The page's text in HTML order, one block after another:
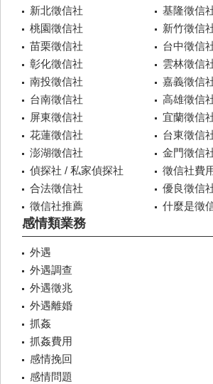
新北徵信社
基隆徵信
桃園徵信社
新竹徵信
苗栗徵信社
台中徵信
彰化徵信社
雲林徵信
南投徵信社
嘉義徵信
台南徵信社
高雄徵信
屏東徵信社
宜蘭徵信
花蓮徵信社
台東徵信
澎湖徵信社
金門徵信
偵探社 / 私家偵探社
徵信社費
合法徵信社
優良徵信
徵信社推薦
什麼是徵
感情類業務
外遇
外遇調查
外遇徵兆
外遇離婚
抓姦
抓姦費用
感情挽回
感情問題